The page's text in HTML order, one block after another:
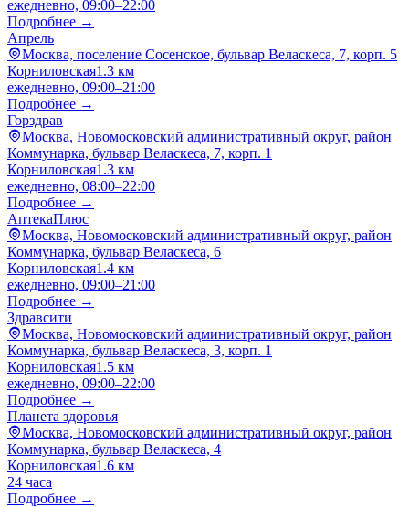
ежедневно, 09:00–22:00
Подробнее →
Апрель
Москва, поселение Сосенское, бульвар Веласкеса, 7, корп. 5
Корниловская1.3 км
ежедневно, 09:00–21:00
Подробнее →
Горздрав
Москва, Новомосковский административный округ, район
Коммунарка, бульвар Веласкеса, 7, корп. 1
Корниловская1.3 км
ежедневно, 08:00–22:00
Подробнее →
АптекаПлюс
Москва, Новомосковский административный округ, район
Коммунарка, бульвар Веласкеса, 6
Корниловская1.4 км
ежедневно, 09:00–21:00
Подробнее →
Здравсити
Москва, Новомосковский административный округ, район
Коммунарка, бульвар Веласкеса, 3, корп. 1
Корниловская1.5 км
ежедневно, 09:00–22:00
Подробнее →
Планета здоровья
Москва, Новомосковский административный округ, район
Коммунарка, бульвар Веласкеса, 4
Корниловская1.6 км
24 часа
Подробнее →